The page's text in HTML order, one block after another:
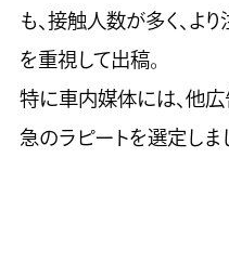
も、接触人数が多く、よ
を重視して出稿。
特に車内媒体には、他
急のラピートを選定しま